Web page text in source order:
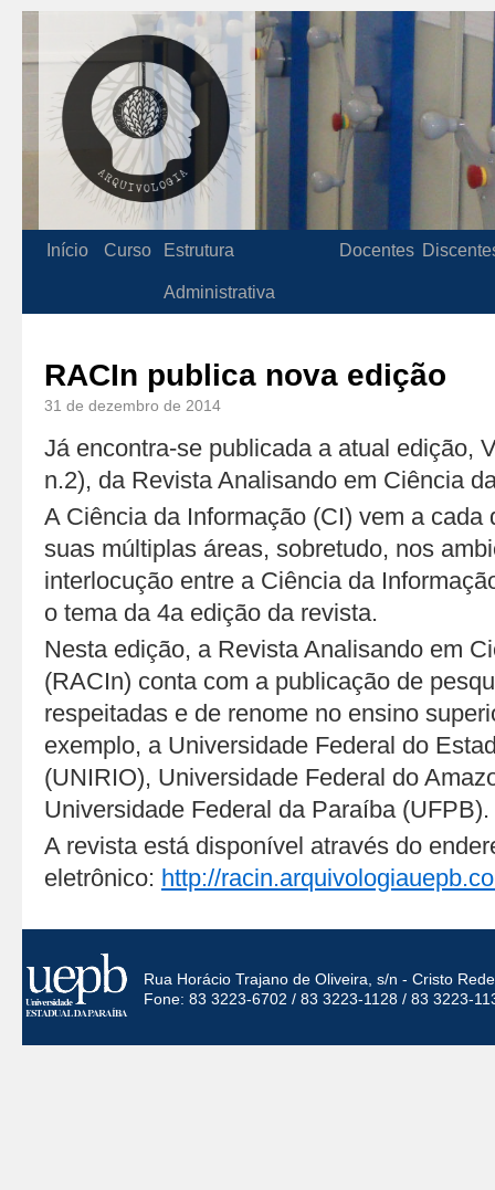
Início Curso Estrutura
Administrativa
Docentes
RACIn publica nova edição
31 de dezembro de 2014
Já encontra-se publicada a atual edição,
n.2), da Revista Analisando em Ciência
A Ciência da Informação (CI) vem a cada
suas múltiplas áreas, sobretudo, nos
interlocução entre a Ciência da
o tema da 4a edição da revista.
Nesta edição, a Revista Analisando em
(RACIn) conta com a publicação de
respeitadas e de renome no ensino
exemplo, a Universidade Federal do
(UNIRIO), Universidade Federal do
Universidade Federal da Paraíba (UFPB).
A revista está disponível através do
eletrônico: http://
Rua Horácio Trajano de Oliveira, s/n - Cristo
Fone: 83 3223-6702 / 83 3223-1128 / 83 3223-